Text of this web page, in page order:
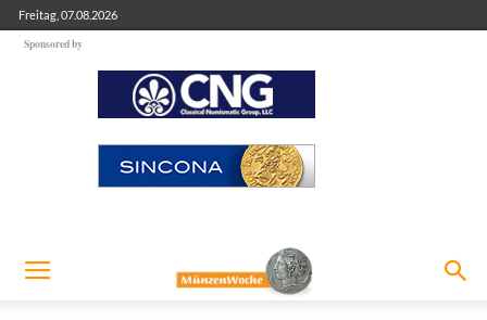
Freitag, 07.08.2026
Sponsored by